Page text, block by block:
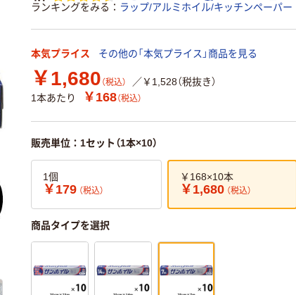
ランキングをみる
ラップ/アルミホイル/キッチンペーパー
本気プライス その他の「本気プライス」商品を見る
￥1,680 （税込）
／￥1,528（税抜き）
1本あたり
￥168（税込）
販売単位：1セット（1本×10）
1個
￥179 （税込）
￥168×10本
￥1,680 （税込）
商品タイプを選択